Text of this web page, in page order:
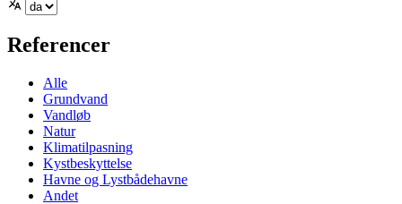
Referencer
Alle
Grundvand
Vandløb
Natur
Klimatilpasning
Kystbeskyttelse
Havne og Lystbådehavne
Andet